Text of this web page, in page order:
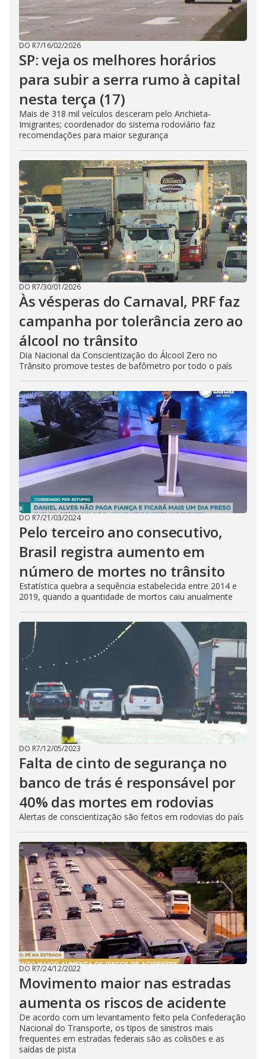
DO R7/16/02/2026
SP: veja os melhores horários
para subir a serra rumo à capital
nesta terça (17)
Mais de 318 mil veículos desceram pelo Anchieta-
Imigrantes; coordenador do sistema rodoviário faz
recomendações para maior segurança
DO R7/30/01/2026
Às vésperas do Carnaval, PRF faz
campanha por tolerância zero ao
álcool no trânsito
Dia Nacional da Conscientização do Álcool Zero no
Trânsito promove testes de bafômetro por todo o país
DO R7/21/03/2024
Pelo terceiro ano consecutivo,
Brasil registra aumento em
número de mortes no trânsito
Estatística quebra a sequência estabelecida entre 2014 e
2019, quando a quantidade de mortos caiu anualmente
DO R7/12/05/2023
Falta de cinto de segurança no
banco de trás é responsável por
40% das mortes em rodovias
Alertas de conscientização são feitos em rodovias do país
DO R7/24/12/2022
Movimento maior nas estradas
aumenta os riscos de acidente
De acordo com um levantamento feito pela Confederação
Nacional do Transporte, os tipos de sinistros mais
frequentes em estradas federais são as colisões e as
saídas de pista